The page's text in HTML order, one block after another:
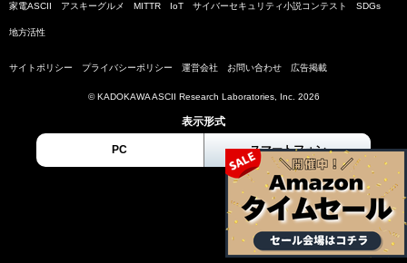
家電ASCII アスキーグルメ MITTR IoT サイバーセキュリティ小説コンテスト SDGs
地方活性
サイトポリシー プライバシーポリシー 運営会社 お問い合わせ 広告掲載
© KADOKAWA ASCII Research Laboratories, Inc. 2026
表示形式
PC スマートフォン